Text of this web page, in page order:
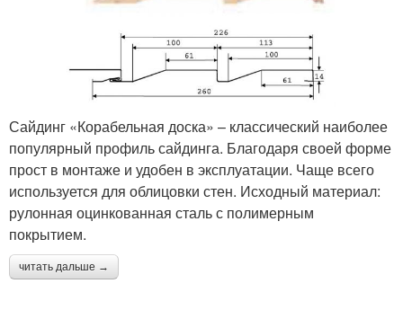
Сайдинг «Корабельная доска» – классический наиболее
популярный профиль сайдинга. Благодаря своей форме
прост в монтаже и удобен в эксплуатации. Чаще всего
используется для облицовки стен. Исходный материал:
рулонная оцинкованная сталь с полимерным
покрытием.
читать дальше →